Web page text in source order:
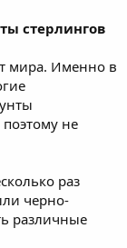
стерлингов
мира. Именно в
не
раз
черно-
различные